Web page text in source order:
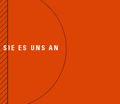
SIE ES UNS AN